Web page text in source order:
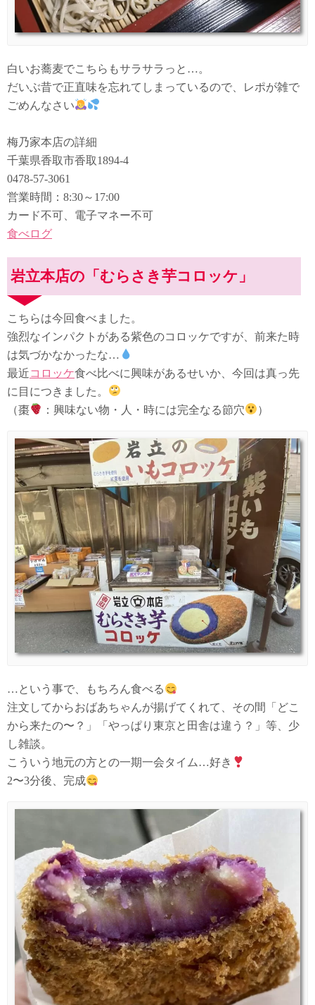
白いお蕎麦でこちらもサラサラっと…。
だいぶ昔で正直味を忘れてしまっているので、レポが雑で
ごめんなさい
梅乃家本店の詳細
千葉県香取市香取1894-4
0478-57-3061
営業時間：8:30～17:00
カード不可、電子マネー不可
食べログ
岩立本店の「むらさき芋コロッケ」
こちらは今回食べました。
強烈なインパクトがある紫色のコロッケですが、前来た時
は気づかなかったな…
最近コロッケ食べ比べに興味があるせいか、今回は真っ先
に目につきました。
（棗
：興味ない物・人・時には完全なる節穴 ）
…という事で、もちろん食べる
注文してからおばあちゃんが揚げてくれて、その間「どこ
から来たの〜？」「やっぱり東京と田舎は違う？」等、少
し雑談。
こういう地元の方との一期一会タイム…好き
2〜3分後、完成